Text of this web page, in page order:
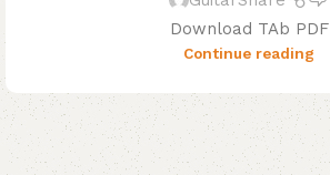
Download TAb PDF
Continue reading